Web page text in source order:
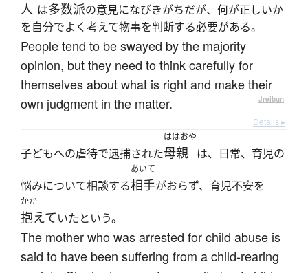
人 は多数派の意見になびきがちだが、何が正しいか
を自分でよく考えて物事を判断する必要がある。
People tend to be swayed by the majority
opinion, but they need to think carefully for
themselves about what is right and make their
own judgment in the matter.
— Jreibun
Details ▸
子どもへの虐待で逮捕された
ははおや
母親 は、日常、育児の
悩みについて相談する
あいて
相手がおらず、育児不安を
かか
抱えていたという。
The mother who was arrested for child abuse is
said to have been suffering from a child-rearing